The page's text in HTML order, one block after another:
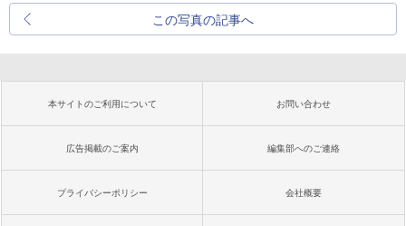
この写真の記事へ
本サイトのご利用について お問い合わせ
広告掲載のご案内 編集部へのご連絡
プライバシーポリシー 会社概要